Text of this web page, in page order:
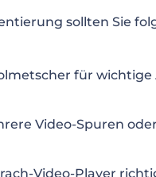
sollten Sie
für
Video-Spuren
Video-Player